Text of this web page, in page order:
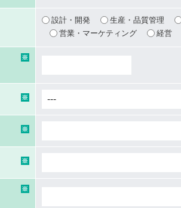
設計・開発 生産・品質管理
営業・マーケティング
経営
※
※
※
※
※